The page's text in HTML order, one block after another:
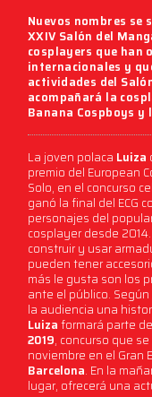
Nuevos nombres
XXIV Salón del
cosplayers que
internacionales y
actividades del
acompañará la
Banana Cospboys y
La joven polaca Luiza
premio del European
Solo, en el concurso
ganó la final del ECG
personajes del
cosplayer desde
construir y usar
pueden tener
más le gusta son los
ante el público. Según
la audiencia una
Luizaformará parte
2019, concurso que
noviembre en el Gran
Barcelona. En la
lugar, ofrecerá una